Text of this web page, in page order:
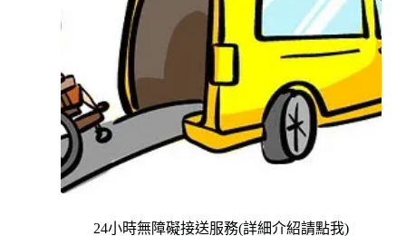
24小時無障礙接送服務(詳細介紹請點我)